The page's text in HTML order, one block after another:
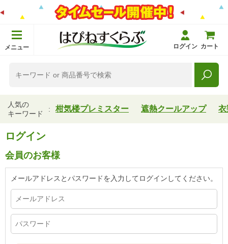
メニュー ログイン カート
人気の
キーワード
柑気楼プレミスター 遮熱クールアップ 衣
ログイン
会員のお客様
メールアドレスとパスワードを入力してログインしてください。